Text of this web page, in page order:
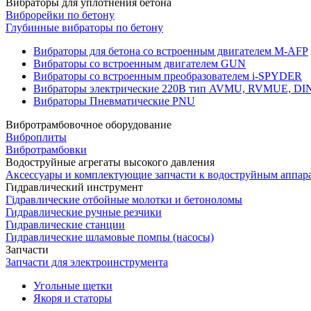
Вибраторы для уплотнения бетона
Виброрейки по бетону
Глубинные вибраторы по бетону
Вибраторы для бетона со встроенным двигателем M-AFP
Вибраторы со встроенным двигателем GUN
Вибраторы со встроенным преобразователем i-SPYDER
Вибраторы электрические 220B тип AVMU, RVMUE,
Вибраторы Пневматические PNU
Вибротрамбовочное оборудование
Виброплиты
Вибротрамбовки
Водоструйные агрегаты высокого давления
Аксессуары и комплектующие запчасти к водоструйным
Гидравлический инструмент
Гідравлические отбойные молотки и бетоноломы
Гидравлические ручные резчики
Гидравлические станции
Гидравлические шламовые помпы (насосы)
Запчасти
Запчасти для электроинструмента
Угольные щетки
Якоря и статоры